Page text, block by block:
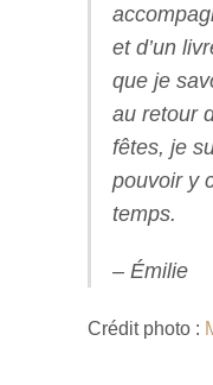
et d’un
que je
au retour
fêtes, je
pouvoir y
temps.
– Émilie
Crédit photo :